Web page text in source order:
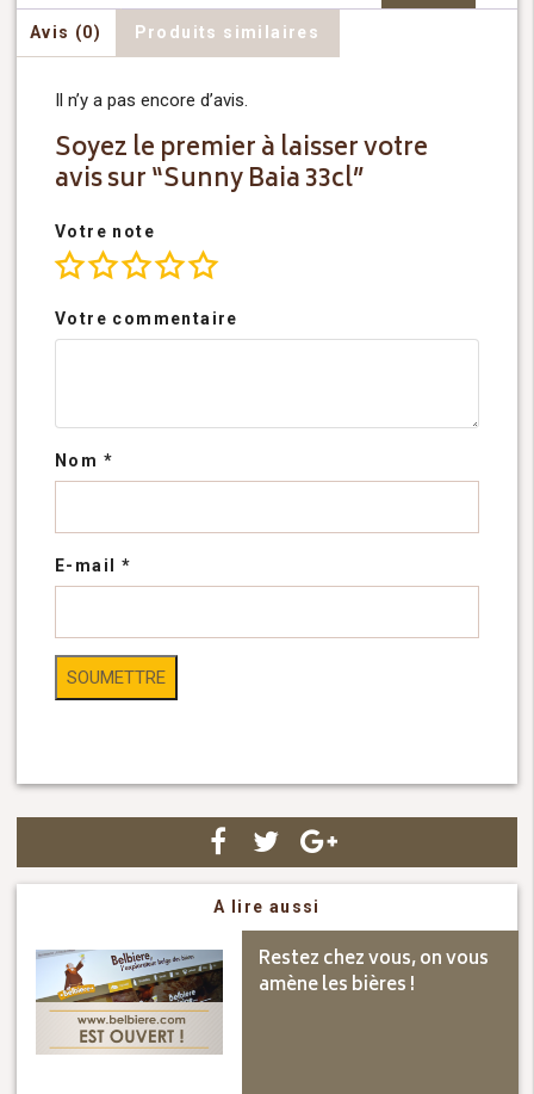
Avis (0) Produits similaires
Il n’y a pas encore d’avis.
Soyez le premier à laisser votre
avis sur “Sunny Baia 33cl”
Votre note
Votre commentaire
Nom *
E-mail *
A lire aussi
Restez chez vous, on vous
amène les bières !